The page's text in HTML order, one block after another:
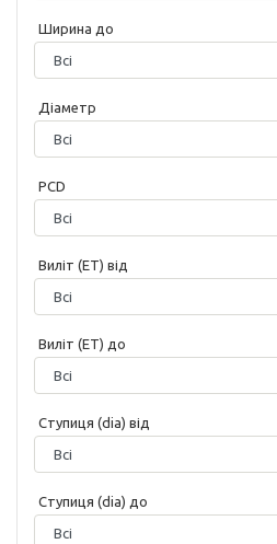
Ширина до
Діаметр
PCD
Виліт (ET) від
Виліт (ET) до
Ступиця (dia) від
Ступиця (dia) до